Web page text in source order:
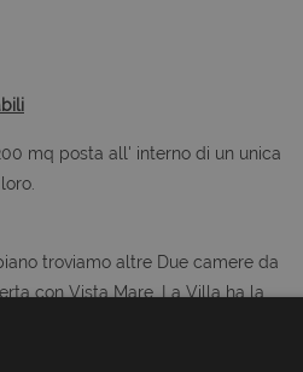
mq posta all' interno di un unica
troviamo altre Due camere da
con Vista Mare. La Villa ha la
per Rapporto Qualita' Prezzo,
a reddito tutta o in Parte con